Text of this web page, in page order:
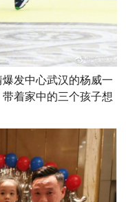
发中心武汉的杨威一
着家中的三个孩子想